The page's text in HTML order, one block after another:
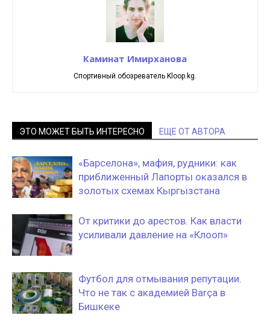
Каминат Имирханова
Спортивный обозреватель Kloop.kg.
ЭТО МОЖЕТ БЫТЬ ИНТЕРЕСНО ЕЩЕ ОТ АВТОРА
«Барселона», мафия, рудники: как
приближенный Лапорты оказался в
золотых схемах Кыргызстана
От критики до арестов. Как власти
усиливали давление на «Клооп»
Футбол для отмывания репутации.
Что не так с академией Barça в
Бишкеке